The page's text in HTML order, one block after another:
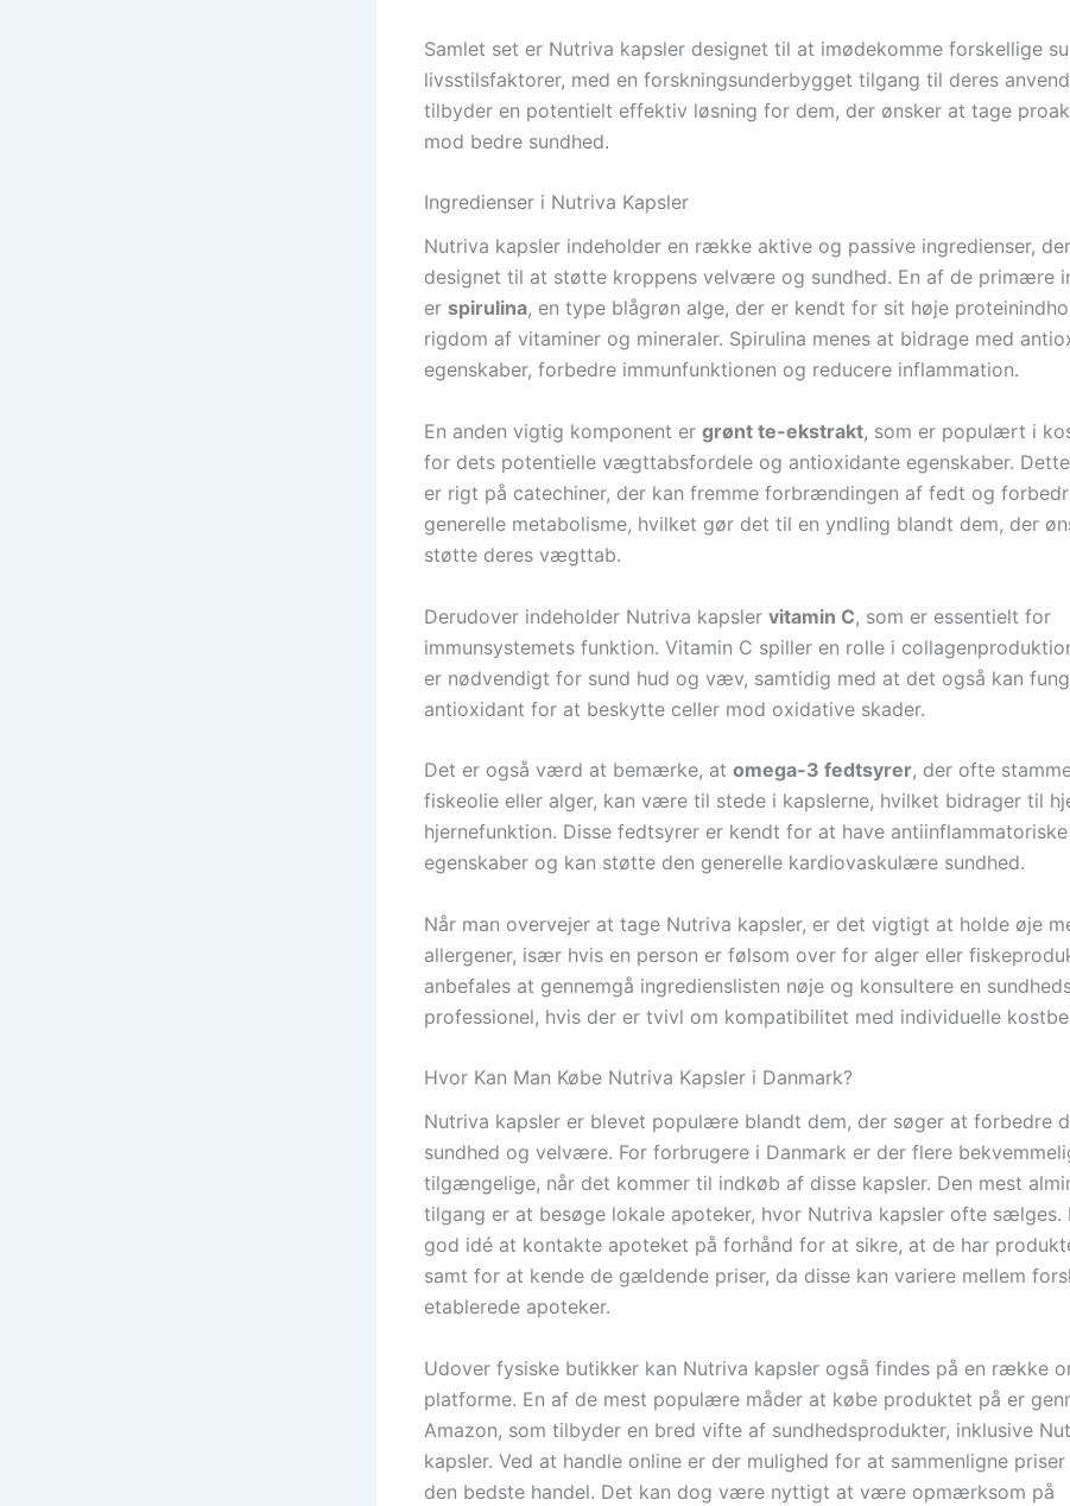
Samlet set er Nutriva kapsler designet til at imødekomme forskellige
livsstilsfaktorer, med en forskningsunderbygget tilgang til deres
tilbyder en potentielt effektiv løsning for dem, der ønsker at tage
mod bedre sundhed.
Ingredienser i Nutriva Kapsler
Nutriva kapsler indeholder en række aktive og passive ingredienser,
designet til at støtte kroppens velvære og sundhed. En af de primære
er spirulina, en type blågrøn alge, der er kendt for sit høje
rigdom af vitaminer og mineraler. Spirulina menes at bidrage med
egenskaber, forbedre immunfunktionen og reducere inflammation.
En anden vigtig komponent er grønt te-ekstrakt, som er populært i
for dets potentielle vægttabsfordele og antioxidante egenskaber.
er rigt på catechiner, der kan fremme forbrændingen af fedt og
generelle metabolisme, hvilket gør det til en yndling blandt dem, der
støtte deres vægttab.
Derudover indeholder Nutriva kapsler vitamin C, som er essentielt for
immunsystemets funktion. Vitamin C spiller en rolle i
er nødvendigt for sund hud og væv, samtidig med at det også kan
antioxidant for at beskytte celler mod oxidative skader.
Det er også værd at bemærke, at omega-3 fedtsyrer, der ofte
fiskeolie eller alger, kan være til stede i kapslerne, hvilket bidrager til
hjernefunktion. Disse fedtsyrer er kendt for at have antiinflammatoriske
egenskaber og kan støtte den generelle kardiovaskulære sundhed.
Når man overvejer at tage Nutriva kapsler, er det vigtigt at holde øje
allergener, især hvis en person er følsom over for alger eller
anbefales at gennemgå ingredienslisten nøje og konsultere en
professionel, hvis der er tvivl om kompatibilitet med individuelle
Hvor Kan Man Købe Nutriva Kapsler i Danmark?
Nutriva kapsler er blevet populære blandt dem, der søger at forbedre
sundhed og velvære. For forbrugere i Danmark er der flere
tilgængelige, når det kommer til indkøb af disse kapsler. Den mest
tilgang er at besøge lokale apoteker, hvor Nutriva kapsler ofte sælges.
god idé at kontakte apoteket på forhånd for at sikre, at de har
samt for at kende de gældende priser, da disse kan variere mellem
etablerede apoteker.
Udover fysiske butikker kan Nutriva kapsler også findes på en række
platforme. En af de mest populære måder at købe produktet på er
Amazon, som tilbyder en bred vifte af sundhedsprodukter, inklusive
kapsler. Ved at handle online er der mulighed for at sammenligne
den bedste handel. Det kan dog være nyttigt at være opmærksom på